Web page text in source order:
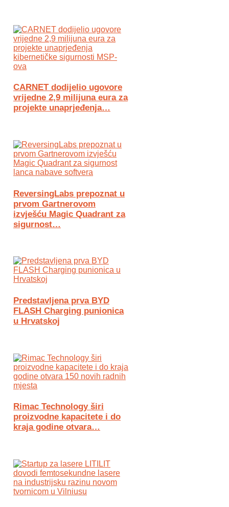
CARNET dodijelio ugovore
vrijedne 2,9 milijuna eura za
projekte unaprjeđenja…
ReversingLabs prepoznat u
prvom Gartnerovom
izvješću Magic Quadrant za
sigurnost…
Predstavljena prva BYD
FLASH Charging punionica
u Hrvatskoj
Rimac Technology širi
proizvodne kapacitete i do
kraja godine otvara…